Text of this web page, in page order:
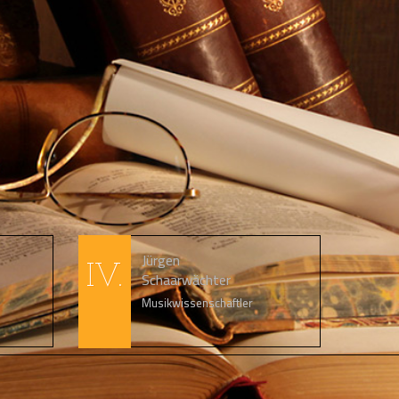
IV.
Jürgen
Schaarwächter
Musikwissenschaftler